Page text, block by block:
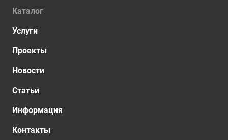
Каталог
Услуги
Проекты
Новости
Статьи
Информация
Контакты